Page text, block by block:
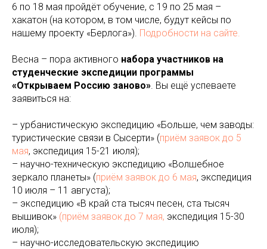
6 по 18 мая пройдёт обучение, с 19 по 25 мая –
хакатон (на котором, в том числе, будут кейсы по
нашему проекту «Берлога»). Подробности на сайте.
Весна – пора активного набора участников на
студенческие экспедиции программы
«Открываем Россию заново» . Вы ещё успеваете
заявиться на:
– урбанистическую экспедицию «Больше, чем заводы:
туристические связи в Сысерти» (приём заявок до 5
мая, экспедиция 15-21 июля);
– научно-техническую экспедицию «Волшебное
зеркало планеты» (приём заявок до 6 мая, экспедиция
10 июля – 11 августа);
– экспедицию «В край ста тысяч песен, ста тысяч
вышивок» (приём заявок до 7 мая, экспедиция 15-30
июля);
– научно-исследовательскую экспедицию